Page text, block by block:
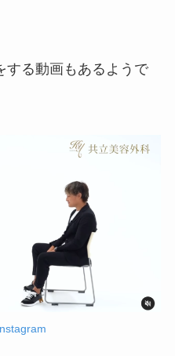
する動画もあるようで